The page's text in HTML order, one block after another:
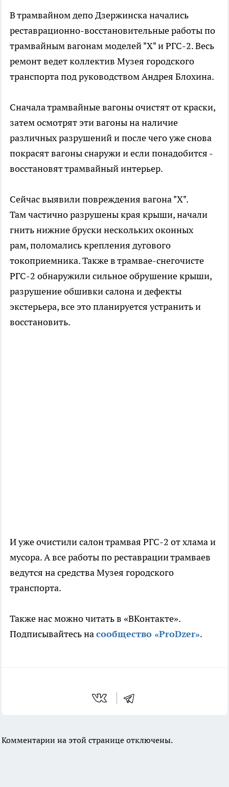
В трамвайном депо Дзержинска начались
реставрационно-восстановительные работы по
трамвайным вагонам моделей "Х" и РГС-2. Весь
ремонт ведет коллектив Музея городского
транспорта под руководством Андрея Блохина.
Сначала трамвайные вагоны очистят от краски,
затем осмотрят эти вагоны на наличие
различных разрушений и после чего уже снова
покрасят вагоны снаружи и если понадобится -
восстановят трамвайный интерьер.
Сейчас выявили повреждения вагона "Х".
Там частично разрушены края крыши, начали
гнить нижние бруски нескольких оконных
рам, поломались крепления дугового
токоприемника. Также в трамвае-снегочисте
РГС-2 обнаружили сильное обрушение крыши,
разрушение обшивки салона и дефекты
экстерьера, все это планируется устранить и
восстановить.
И уже очистили салон трамвая РГС-2 от хлама и
мусора. А все работы по реставрации трамваев
ведутся на средства Музея городского
транспорта.
Также нас можно читать в «ВКонтакте».
Подписывайтесь насообщество «ProDzer».
Комментарии на этой странице отключены.